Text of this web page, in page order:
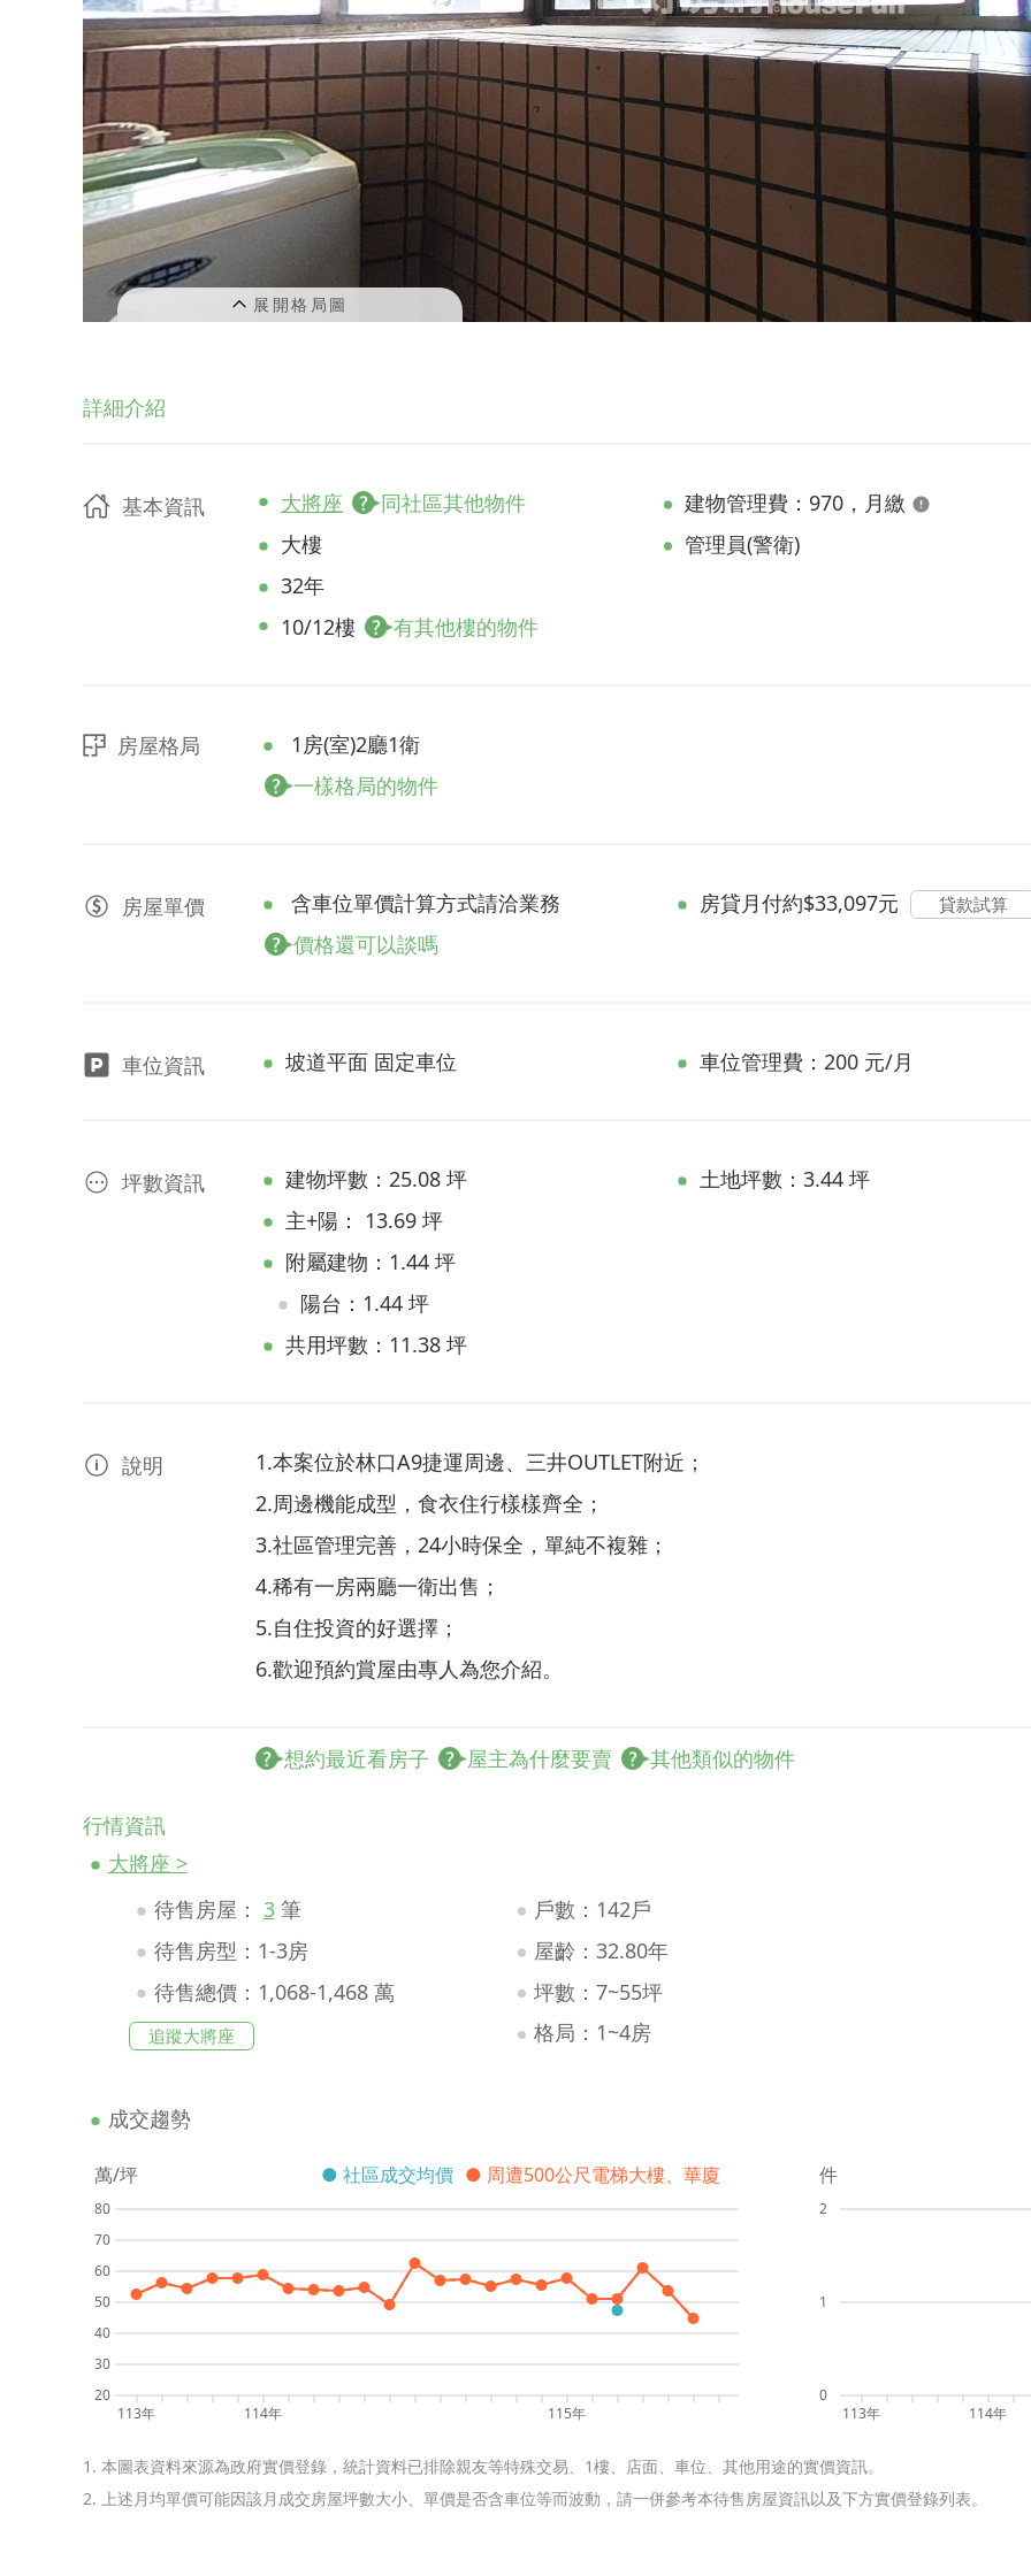
詳細介紹
基本資訊 大將座
同社區其他物件
大樓
32年
10/12樓
有其他樓的物件
建物管理費：970，月繳
管理員(警衛)
房屋格局
1房(室)2廳1衛
一樣格局的物件
房屋單價
含車位單價計算方式請洽業務
價格還可以談嗎
房貸 月付約$33,097元 貸款試算
車位資訊 坡道平面 固定車位 車位管理費：200 元/月
坪數資訊
建物坪數：25.08 坪
主+陽： 13.69 坪
附屬建物：1.44 坪
陽台：1.44 坪
共用坪數：11.38 坪
土地坪數：3.44 坪
說明
1.本案位於林口A9捷運周邊、三井OUTLET附近；
2.周邊機能成型，食衣住行樣樣齊全；
3.社區管理完善，24小時保全，單純不複雜；
4.稀有一房兩廳一衛出售；
5.自住投資的好選擇；
6.歡迎預約賞屋由專人為您介紹。
想約最近看房子 屋主為什麼要賣 其他類似的物件
行情資訊
大將座 >
待售房屋： 3筆
待售房型：1-3房
待售總價：1,068-1,468 萬
追蹤大將座
戶數：142戶
屋齡：32.80年
坪數：7~55坪
格局：1~4房
成交趨勢
萬/坪 ● 周遭500公尺電梯大樓、華廈
● 社區成交均價
20
30
40
50
60
70
80
113年 114年 115年
件
0
1
2
113年 114年
1. 本圖表資料來源為政府實價登錄，統計資料已排除親友等特殊交易、1樓、店面、車位、其他用途的實價資訊。
2. 上述月均單價可能因該月成交房屋坪數大小、單價是否含車位等而波動，請一併參考本待售房屋資訊以及下方實價登錄列表。